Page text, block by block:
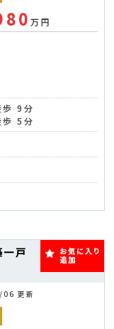
万円
歩 9分
歩 5分
戸
お気に入り
追加
更新